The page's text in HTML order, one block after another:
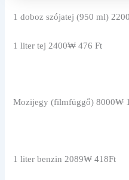
1 doboz szójatej (950 ml)
1 liter tej 2400₩ 476 Ft
Mozijegy (filmfüggő) 8000₩
1 liter benzin 2089₩ 418Ft